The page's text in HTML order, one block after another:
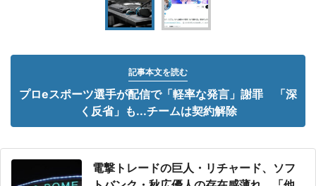
記事本文を読む
プロeスポーツ選手が配信で「軽率な発言」謝罪 「深
く反省」も...チームは契約解除
電撃トレードの巨人・リチャード、ソフ